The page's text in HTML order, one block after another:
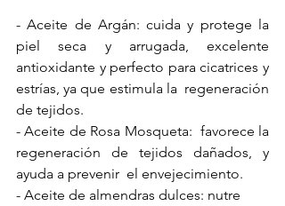
- Aceite de Argán: cuida y protege la
piel seca y arrugada, excelente
antioxidante y perfecto para cicatrices y
estrías, ya que estimula la  regeneración
de tejidos.
- Aceite de Rosa Mosqueta:  favorece la
regeneración de tejidos dañados, y
ayuda a prevenir  el envejecimiento.
- Aceite de almendras dulces: nutre